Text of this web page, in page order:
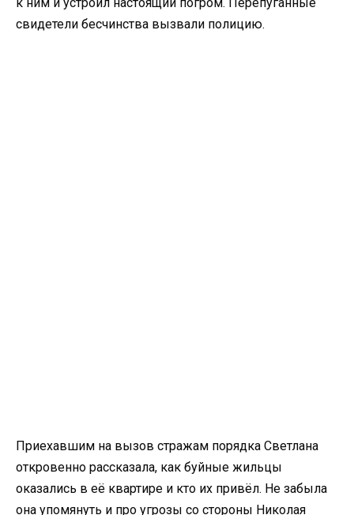
свидетели бесчинства вызвали полицию.
Приехавшим на вызов стражам порядка Светлана
откровенно рассказала, как буйные жильцы
оказались в её квартире и кто их привёл. Не забыла
она упомянуть и про угрозы со стороны Николая